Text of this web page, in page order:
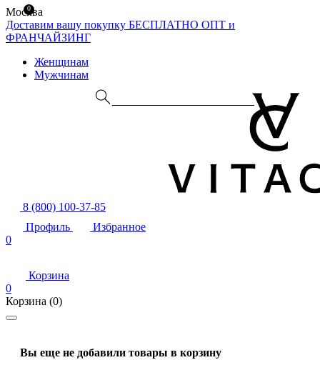
Москва
Доставим вашу покупку БЕСПЛАТНО ОПТ и
ФРАНЧАЙЗИНГ
Женщинам
Мужчинам
8 (800) 100-37-85
Профиль
Избранное
0
Корзина
0
Корзина (0)
Вы еще не добавили товары в корзину
0